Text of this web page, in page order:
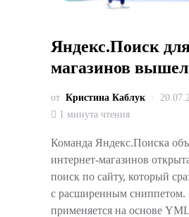
Яндекс.Поиск
магазинов вышел
от Кристина Каблук
1 минута чтения
Команда Яндекс.Поиска
интернет-магазинов
поиск по сайту, который
с расширенным сниппетом.
применяется на основе